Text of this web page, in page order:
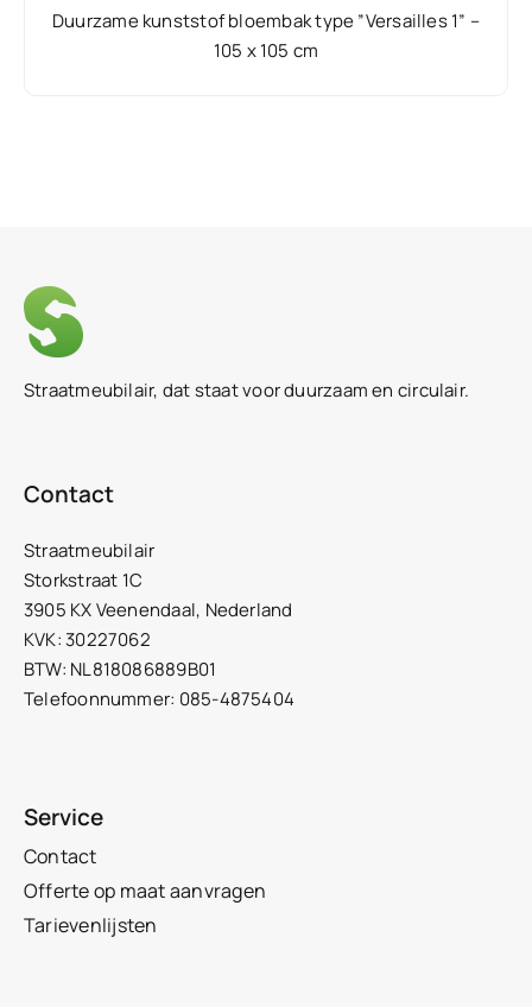
Duurzame kunststof bloembak type ”Versailles 1” –
105 x 105 cm
Straatmeubilair, dat staat voor duurzaam en circulair.
Contact
Straatmeubilair
Storkstraat 1C
3905 KX Veenendaal, Nederland
KVK: 30227062
BTW: NL818086889B01
Telefoonnummer: 085-4875404
Service
Contact
Offerte op maat aanvragen
Tarievenlijsten